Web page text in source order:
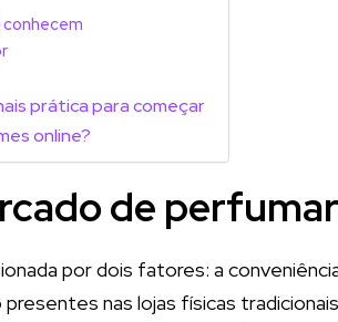
prática para começar
online?
de
por dois fatores: a
nas lojas físicas